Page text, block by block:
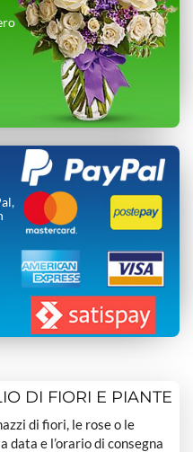
DI FIORI E PIANTE
di fiori, le rose o le
data e l’orario di consegna